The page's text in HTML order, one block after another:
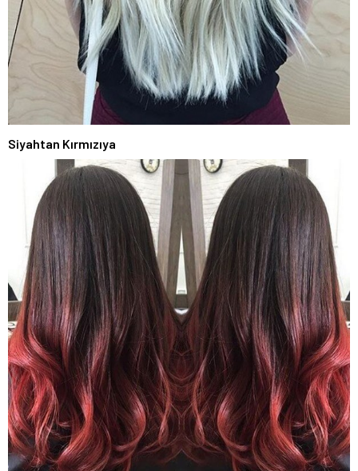
Siyahtan Kırmızıya